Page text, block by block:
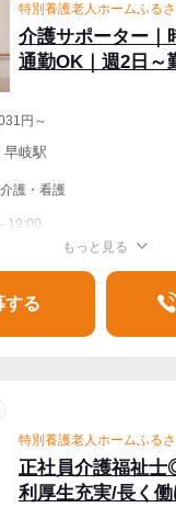
特別養護老人ホームふる
介護サポーター｜
通勤OK｜週2日～
円～
岐駅
護・看護
19:00
もっと見る
する
特別養護老人ホームふる
正社員介護福祉
利厚生充実/長く働